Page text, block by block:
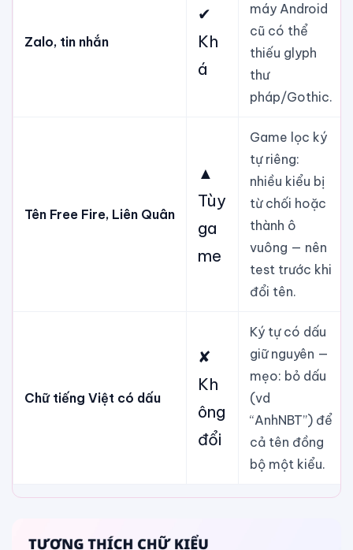
Zalo, tin nhắn
✔
Kh
á
máy Android
cũ có thể
thiếu glyph
thư
pháp/Gothic.
Tên Free Fire, Liên Quân
▲
Tùy
ga
me
Game lọc ký
tự riêng:
nhiều kiểu bị
từ chối hoặc
thành ô
vuông — nên
test trước khi
đổi tên.
Chữ tiếng Việt có dấu
✘
Kh
ông
đổi
Ký tự có dấu
giữ nguyên —
mẹo: bỏ dấu
(vd
“AnhNBT”) để
cả tên đồng
bộ một kiểu.